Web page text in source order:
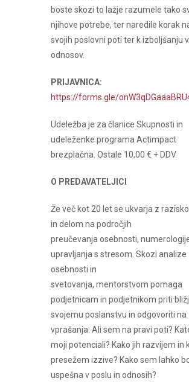
boste skozi to lažje razumele tako
njihove potrebe, ter naredile korak
svojih poslovni poti ter k izboljšanju
odnosov.
PRIJAVNICA:
https://forms.gle/
Udeležba je za članice Skupnosti in
udeleženke programa Actimpact
brezplačna. Ostale 10,00 € + DDV.
O PREDAVATELJICI
Že več kot 20 let se ukvarja z
in delom na področjih
preučevanja osebnosti,
upravljanja s stresom. Skozi analize
osebnosti in
svetovanja, mentorstvom pomaga
podjetnicam in podjetnikom priti
svojemu poslanstvu in odgovoriti na
vprašanja: Ali sem na pravi poti?
moji potenciali? Kako jih razvijem in
presežem izzive? Kako sem lahko
uspešna v poslu in odnosih?